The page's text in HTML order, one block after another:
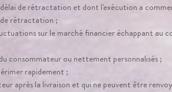
de rétractation et dont l'exécution a
rétractation ;
sur le marché financier échappant au
consommateur ou nettement personnalisés ;
rapidement ;
après la livraison et qui ne peuvent être